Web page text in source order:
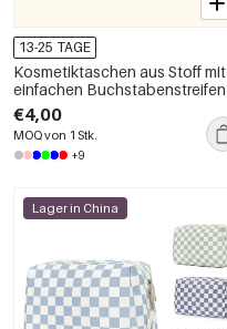
13-25 TAGE
Kosmetiktaschen aus Stoff mit
einfachen Buchstabenstreifen
€4,00
MOQ von 1 Stk.
+9
Lager in China